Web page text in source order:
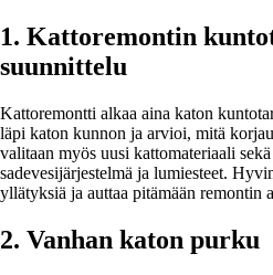
1. Kattoremontin
suunnittelu
Kattoremontti alkaa aina katon
läpi katon kunnon ja arvioi, mitä
valitaan myös uusi kattomateriaali
sadevesijärjestelmä ja lumiesteet.
yllätyksiä ja auttaa pitämään remontin
2. Vanhan katon purku